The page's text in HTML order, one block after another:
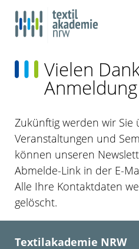
Vielen
Anmeldung
Zukünftig werden wir Sie
Veranstaltungen und
können unseren
Abmelde-Link in der E-
Alle Ihre Kontaktdaten
gelöscht.
Textilakademie NRW